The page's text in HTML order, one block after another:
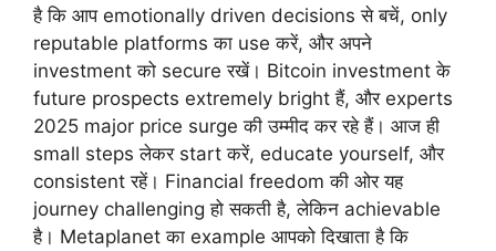
है कि आप emotionally driven decisions से बचें, only
reputable platforms का use करें, और अपने
investment को secure रखें। Bitcoin investment के
future prospects extremely bright हैं, और experts
2025 major price surge की उम्मीद कर रहे हैं। आज ही
small steps लेकर start करें, educate yourself, और
consistent रहें। Financial freedom की ओर यह
journey challenging हो सकती है, लेकिन achievable
है। Metaplanet का example आपको दिखाता है कि